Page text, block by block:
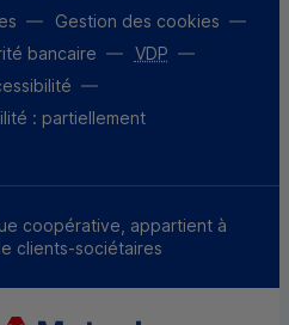
Gestion des cookies
bancaire
VDP
: partiellement
coopérative, appartient à
clients-sociétaires